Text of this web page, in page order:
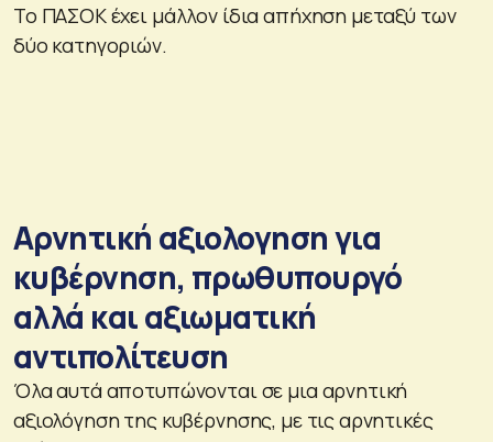
Το ΠΑΣΟΚ έχει μάλλον ίδια απήχηση μεταξύ των
δύο κατηγοριών.
Αρνητική αξιολογηση για
κυβέρνηση, πρωθυπουργό
αλλά και αξιωματική
αντιπολίτευση
Όλα αυτά αποτυπώνονται σε μια αρνητική
αξιολόγηση της κυβέρνησης, με τις αρνητικές